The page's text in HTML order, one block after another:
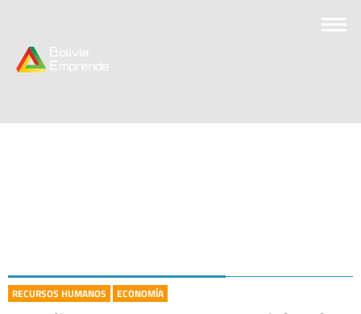
RECURSOS HUMANOS ECONOMÍA